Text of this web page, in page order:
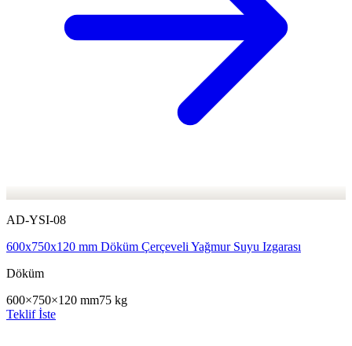
AD-YSI-08
600x750x120 mm Döküm Çerçeveli Yağmur Suyu Izgarası
Döküm
600×750×120 mm75 kg
Teklif İste